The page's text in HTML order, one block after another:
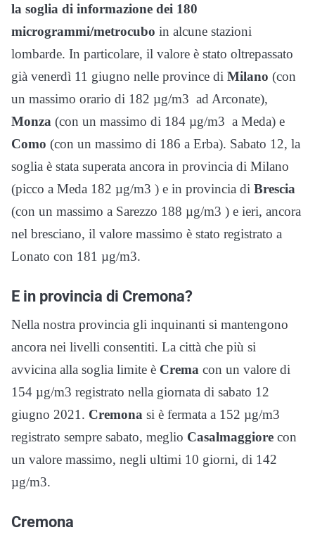
la soglia di informazione dei 180
microgrammi/metrocubo in alcune stazioni
lombarde. In particolare, il valore è stato oltrepassato
già venerdì 11 giugno nelle province di Milano (con
un massimo orario di 182 µg/m3 ad Arconate),
Monza (con un massimo di 184 µg/m3 a Meda) e
Como (con un massimo di 186 a Erba). Sabato 12, la
soglia è stata superata ancora in provincia di Milano
(picco a Meda 182 µg/m3 ) e in provincia di Brescia
(con un massimo a Sarezzo 188 µg/m3 ) e ieri, ancora
nel bresciano, il valore massimo è stato registrato a
Lonato con 181 µg/m3.
E in provincia di Cremona?
Nella nostra provincia gli inquinanti si mantengono
ancora nei livelli consentiti. La città che più si
avvicina alla soglia limite è Crema con un valore di
154 µg/m3 registrato nella giornata di sabato 12
giugno 2021. Cremona si è fermata a 152 µg/m3
registrato sempre sabato, meglio Casalmaggiore con
un valore massimo, negli ultimi 10 giorni, di 142
µg/m3.
Cremona